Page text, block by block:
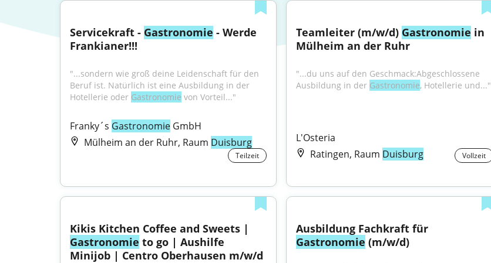
Servicekraft - Gastronomie - Werde
Frankianer!!!
"...sondern wie groß deine Leidenschaft für den
Beruf ist. Natürlich ist eine Ausbildung in der
Hotellerie oder Gastronomie von Vorteil..."
Franky´s Gastronomie GmbH
Mülheim an der Ruhr, Raum Duisburg
Teilzeit
Teamleiter (m/w/d) Gastronomie in
Mülheim an der Ruhr
"...du uns auf den Geschmack:Abgeschlossene
Ausbildung in der Gastronomie, Hotellerie und..."
L'Osteria
Ratingen, Raum Duisburg Vollzeit
Gastronomie to go | Aushilfe
Minijob | Centro Oberhausen m/w/d
Gastronomie (m/w/d)